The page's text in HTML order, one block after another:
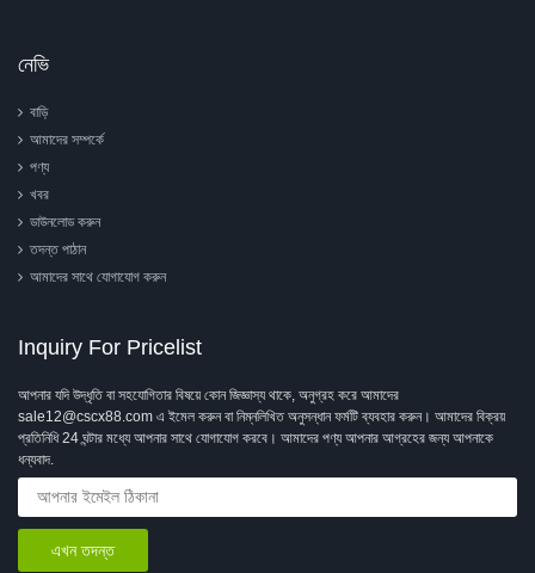
নেভি
বাড়ি
আমাদের সম্পর্কে
পণ্য
খবর
ডাউনলোড করুন
তদন্ত পাঠান
আমাদের সাথে যোগাযোগ করুন
Inquiry For Pricelist
আপনার যদি উদ্ধৃতি বা সহযোগিতার বিষয়ে কোন জিজ্ঞাস্য থাকে, অনুগ্রহ করে আমাদের
sale12@cscx88.com এ ইমেল করুন বা নিম্নলিখিত অনুসন্ধান ফর্মটি ব্যবহার করুন। আমাদের বিক্রয়
প্রতিনিধি 24 ঘন্টার মধ্যে আপনার সাথে যোগাযোগ করবে। আমাদের পণ্য আপনার আগ্রহের জন্য আপনাকে
ধন্যবাদ.